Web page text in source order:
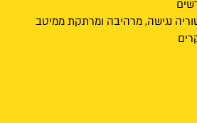
נגישה, מרהיבה ומרתקת ממיטב